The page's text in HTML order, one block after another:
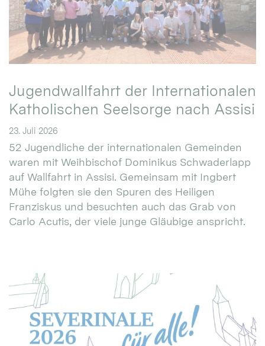
Jugendwallfahrt der Internationalen
Katholischen Seelsorge nach Assisi
23. Juli 2026
52 Jugendliche der internationalen Gemeinden
waren mit Weihbischof Dominikus Schwaderlapp
auf Wallfahrt in Assisi. Gemeinsam mit Ingbert
Mühe folgten sie den Spuren des Heiligen
Franziskus und besuchten auch das Grab von
Carlo Acutis, der viele junge Gläubige anspricht.